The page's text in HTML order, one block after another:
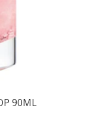
90ML